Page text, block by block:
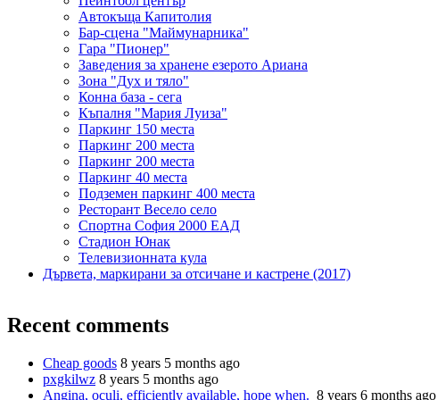
Автокъща Капитолия
Бар-сцена "Маймунарника"
Гара "Пионер"
Заведения за хранене езерото Ариана
Зона "Дух и тяло"
Конна база - сега
Къпалня "Мария Луиза"
Паркинг 150 места
Паркинг 200 места
Паркинг 200 места
Паркинг 40 места
Подземен паркинг 400 места
Ресторант Весело село
Спортна София 2000 ЕАД
Стадион Юнак
Телевизионната кула
Дървета, маркирани за отсичане и кастрене (2017)
Recent comments
Cheap goods 8 years 5 months ago
pxgkilwz 8 years 5 months ago
Angina, oculi, efficiently available, hope when. 8 years 6 months ago